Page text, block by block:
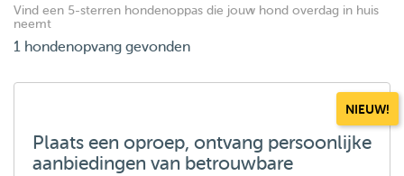
Vind een 5-sterren hondenoppas die jouw hond overdag in huis
neemt
1 hondenopvang gevonden
NIEUW!
Plaats een oproep, ontvang persoonlijke
aanbiedingen van betrouwbare